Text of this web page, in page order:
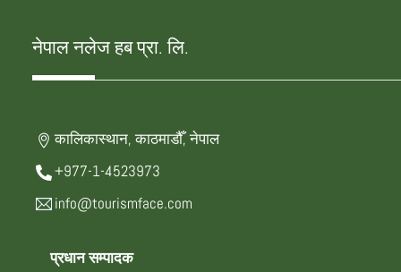
नेपाल नलेज हब प्रा. लि.
कालिकास्थान, काठमाडौँ, नेपाल
+977-1-4523973
info@tourismface.com
प्रधान सम्पादक